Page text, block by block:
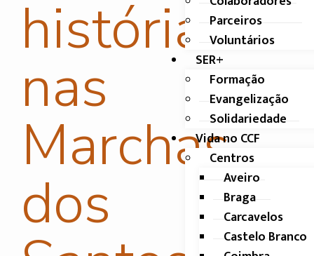
Parceiros
Voluntários
SER+
Formação
Evangelização
Solidariedade
Vida no CCF
Centros
Aveiro
Braga
Carcavelos
Castelo Branco
história
nas
Marchas
dos